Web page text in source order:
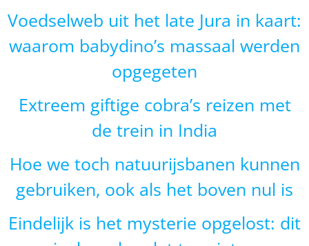
Voedselweb uit het late Jura in kaart:
waarom babydino’s massaal werden
opgegeten
Extreem giftige cobra’s reizen met
de trein in India
Hoe we toch natuurijsbanen kunnen
gebruiken, ook als het boven nul is
Eindelijk is het mysterie opgelost: dit